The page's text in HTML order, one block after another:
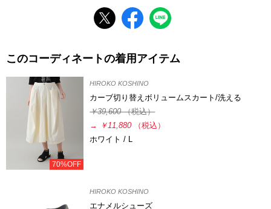
このコーディネートの着用アイテム
70%OFF
HIROKO KOSHINO
カーブ切り替えボリュームスカート/洗える
￥39,600（税込）
→
￥11,880
（税込）
ホワイト / L
HIROKO KOSHINO
エナメルシューズ